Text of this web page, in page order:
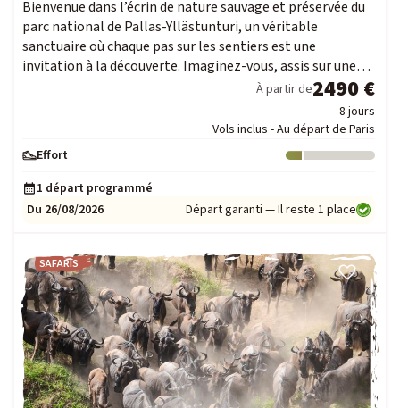
Bienvenue dans l’écrin de nature sauvage et préservée du
parc national de Pallas-Yllästunturi, un véritable
sanctuaire où chaque pas sur les sentiers est une
invitation à la découverte. Imaginez-vous, assis sur une…
À partir de2490 €
8 jours
Vols inclus - Au départ de Paris
Effort
Niveau : 1
1 départ programmé
Du 26/08/2026
Départ garanti — Il reste 1 place
SAFARIS